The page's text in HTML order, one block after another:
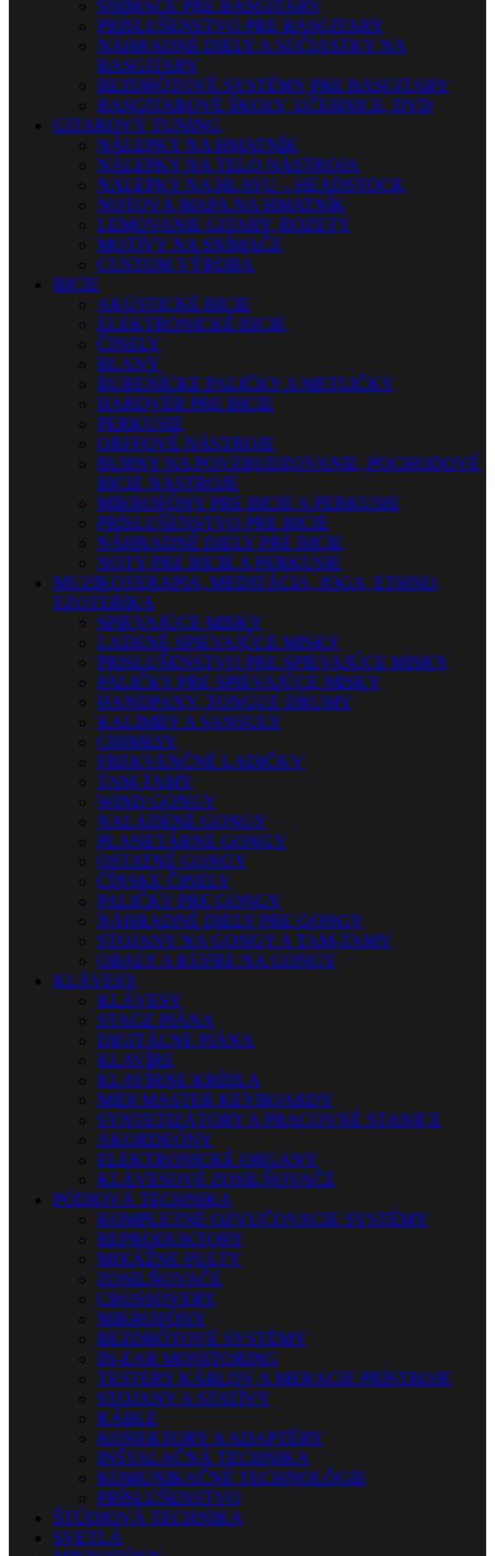
SNÍMAČE PRE BASGITARY
PRÍSLUŠENSTVO PRE BASGITARY
NÁHRADNÉ DIELY A SÚČIASTKY NA
BASGITARY
BEZDRÔTOVÉ SYSTÉMY PRE BASGITARY
BASGITAROVÉ ŠKOLY, UČEBNICE, DVD
GITAROVÝ TUNING
NÁLEPKY NA HMATNÍK
NÁLEPKY NA TELO NÁSTROJA
NÁLEPKY NA HLAVU – HEADSTOCK
NOTOVÁ MAPA NA HMATNÍK
LEMOVANIE GITARY, ROZETY
MOTÍVY NA SNÍMAČE
CUSTOM VÝROBA
BICIE
AKUSTICKÉ BICIE
ELEKTRONICKÉ BICIE
ČINELY
BLANY
BUBENÍCKE PALIČKY A METLIČKY
HARDVÉR PRE BICIE
PERKUSIE
ORFFOVÉ NÁSTROJE
BUBNY NA POVZBUDZOVANIE, POCHODOVÉ
BICIE NÁSTROJE
MIKROFÓNY PRE BICIE A PERKUSIE
PRÍSLUŠENSTVO PRE BICIE
NÁHRADNÉ DIELY PRE BICIE
NOTY PRE BICIE A PERKUSIE
MUZIKOTERAPIA, MEDITÁCIA, JOGA, ETHNO,
EZOTERIKA
SPIEVAJÚCE MISKY
LADENÉ SPIEVAJÚCE MISKY
PRISLUŠENSTVO PRE SPIEVAJÚCE MISKY
PALIČKY PRE SPIEVAJÚCE MISKY
HANDPANY, TONGUE DRUMY
KALIMBY A SANSULY
CHIMESY
FREKVENČNÉ LADIČKY
TAM-TAMY
WIND GONGY
NALADENÉ GONGY
PLANETÁRNE GONGY
OSTATNÉ GONGY
ČÍNSKE ČINELY
PALIČKY PRE GONGY
NÁHRADNÉ DIELY PRE GONGY
STOJANY NA GONGY A TAM-TAMY
OBALY A KUFRE NA GONGY
KLÁVESY
KLÁVESY
STAGE PIÁNA
DIGITÁLNE PIÁNA
KLAVÍRE
KLAVÍRNE KRÍDLA
MIDI MASTER KEYBOARDY
SYNTETIZÁTORY A PRACOVNÉ STANICE
AKORDEÓNY
ELEKTRONICKÉ ORGANY
KLÁVESOVÉ ZOSILŇOVAČE
PÓDIOVÁ TECHNIKA
KOMPLETNÉ OZVUČOVACIE SYSTÉMY
REPRODUKTORY
MIXÁŽNE PULTY
ZOSILŇOVAČE
CROSSOVERY
MIKROFÓNY
BEZDRÔTOVÉ SYSTÉMY
IN-EAR MONITORING
TESTERY KÁBLOV A MERACIE PRÍSTROJE
STOJANY A STATÍVY
KÁBLE
KONEKTORY A ADAPTÉRY
INŠTALAČNÁ TECHNIKA
KOMUNIKAČNÉ TECHNOLÓGIE
PRÍSLUŠENSTVO
ŠTÚDIOVÁ TECHNIKA
SVETLÁ